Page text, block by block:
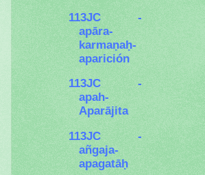
113JC -
apāra-
karmaṇaḥ-
aparición
113JC -
apah-
Aparājita
113JC -
añgaja-
apagatāḥ